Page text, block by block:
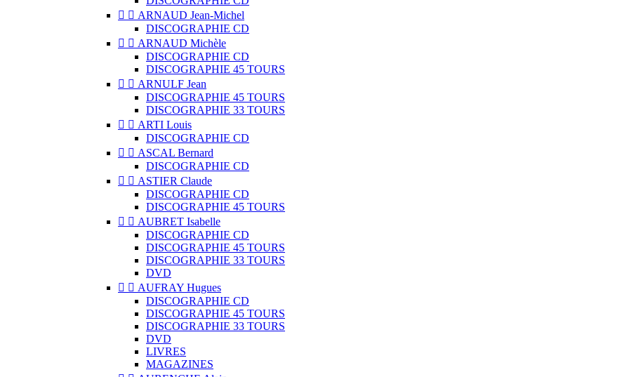
  ARNAUD Jean-Michel
DISCOGRAPHIE CD
  ARNAUD Michèle
DISCOGRAPHIE CD
DISCOGRAPHIE 45 TOURS
  ARNULF Jean
DISCOGRAPHIE 45 TOURS
DISCOGRAPHIE 33 TOURS
  ARTI Louis
DISCOGRAPHIE CD
  ASCAL Bernard
DISCOGRAPHIE CD
  ASTIER Claude
DISCOGRAPHIE CD
DISCOGRAPHIE 45 TOURS
  AUBRET Isabelle
DISCOGRAPHIE CD
DISCOGRAPHIE 45 TOURS
DISCOGRAPHIE 33 TOURS
DVD
  AUFRAY Hugues
DISCOGRAPHIE CD
DISCOGRAPHIE 45 TOURS
DISCOGRAPHIE 33 TOURS
DVD
LIVRES
MAGAZINES